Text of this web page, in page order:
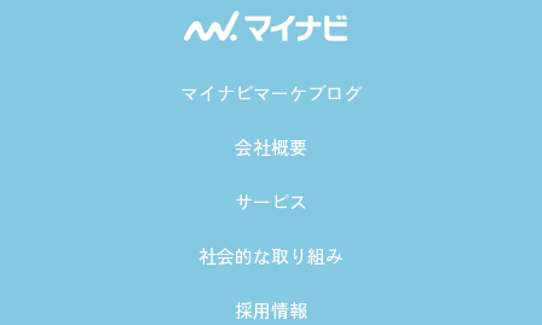
マイナビマーケブログ
会社概要
サービス
社会的な取り組み
採用情報